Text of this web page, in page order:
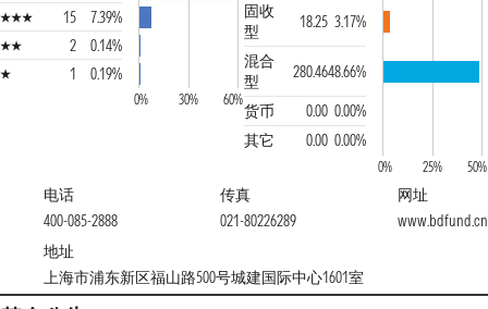
15
7.39%
2
0.14%
1
0.19%
0% 30% 60%
固收
型
18.25 3.17%
混合
型
280.4648.66%
货币
0.00 0.00%
其它
0.00 0.00%
0% 25% 50%
电话
400-085-2888
传真
021-80226289
网址
www.bdfund.cn
地址
上海市浦东新区福山路500号城建国际中心1601室